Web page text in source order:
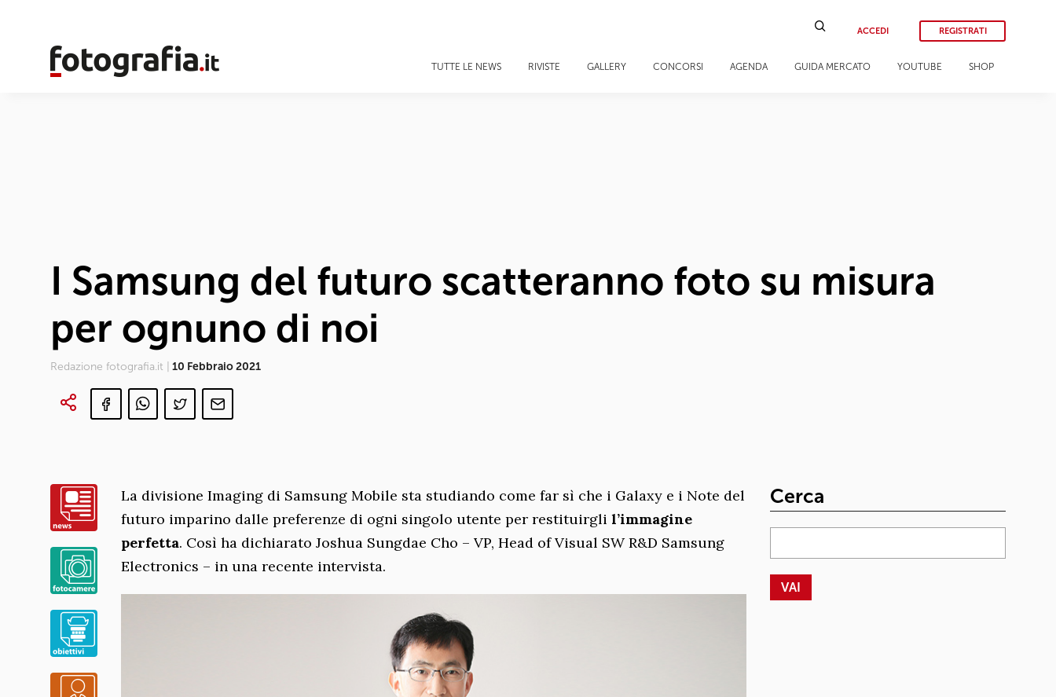
ACCEDI REGISTRATI
TUTTE LE NEWS RIVISTE GALLERY CONCORSI AGENDA GUIDA MERCATO YOUTUBE SHOP
I Samsung del futuro scatteranno foto su misura
per ognuno di noi
Redazione fotografia.it | 10 Febbraio 2021
La divisione Imaging di Samsung Mobile sta studiando come far sì che i Galaxy e i Note del
futuro imparino dalle preferenze di ogni singolo utente per restituirgli l’immagine
perfetta. Così ha dichiarato Joshua Sungdae Cho – VP, Head of Visual SW R&D Samsung
Electronics – in una recente intervista.
Cerca